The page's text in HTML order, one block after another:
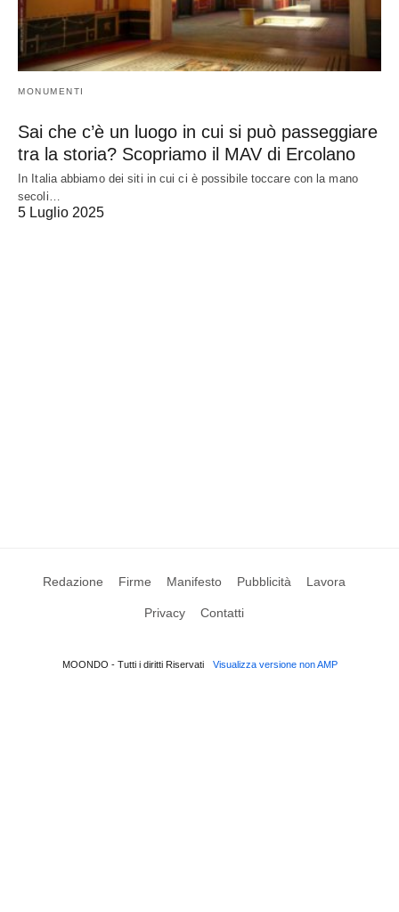
MONUMENTI
Sai che c’è un luogo in cui si può passeggiare
tra la storia? Scopriamo il MAV di Ercolano
In Italia abbiamo dei siti in cui ci è possibile toccare con la mano
secoli…
5 Luglio 2025
Redazione Firme Manifesto Pubblicità Lavora
Privacy Contatti
MOONDO - Tutti i diritti Riservati Visualizza versione non AMP